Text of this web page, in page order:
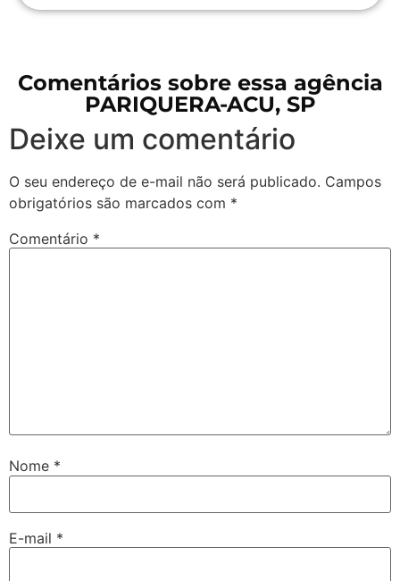
Comentários sobre essa agência
PARIQUERA-ACU, SP
Deixe um comentário
O seu endereço de e-mail não será publicado. Campos
obrigatórios são marcados com *
Comentário *
Nome *
E-mail *